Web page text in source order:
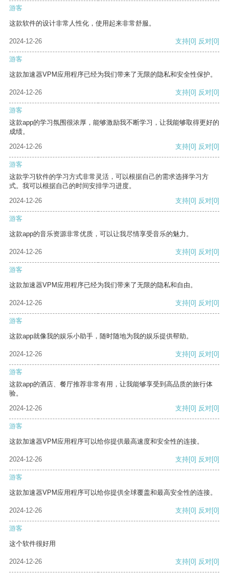
游客
这款软件的设计非常人性化，使用起来非常舒服。
2024-12-26 支持[0] 反对[0]
游客
这款加速器VPM应用程序已经为我们带来了无限的隐私和安全性保护。
2024-12-26 支持[0] 反对[0]
游客
这款app的学习氛围很浓厚，能够激励我不断学习，让我能够取得更好的
成绩。
2024-12-26
支持[0] 反对[0]
游客
这款学习软件的学习方式非常灵活，可以根据自己的需求选择学习方
式。我可以根据自己的时间安排学习进度。
2024-12-26
支持[0] 反对[0]
游客
这款app的音乐资源非常优质，可以让我尽情享受音乐的魅力。
2024-12-26 支持[0] 反对[0]
游客
这款加速器VPM应用程序已经为我们带来了无限的隐私和自由。
2024-12-26 支持[0] 反对[0]
游客
这款app就像我的娱乐小助手，随时随地为我的娱乐提供帮助。
2024-12-26 支持[0] 反对[0]
游客
这款app的酒店、餐厅推荐非常有用，让我能够享受到高品质的旅行体
验。
2024-12-26
支持[0] 反对[0]
游客
这款加速器VPM应用程序可以给你提供最高速度和安全性的连接。
2024-12-26 支持[0] 反对[0]
游客
这款加速器VPM应用程序可以给你提供全球覆盖和最高安全性的连接。
2024-12-26 支持[0] 反对[0]
游客
这个软件很好用
2024-12-26 支持[0] 反对[0]